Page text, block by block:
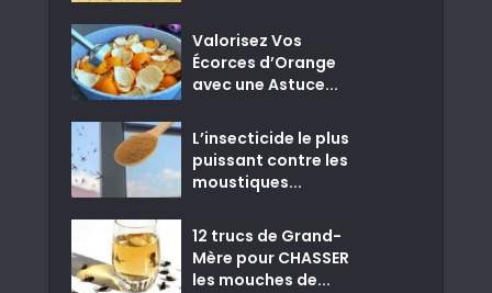
Valorisez Vos
Écorces d’Orange
avec une Astuce...
L’insecticide le plus
puissant contre les
moustiques...
12 trucs de Grand-
Mère pour CHASSER
les mouches de...